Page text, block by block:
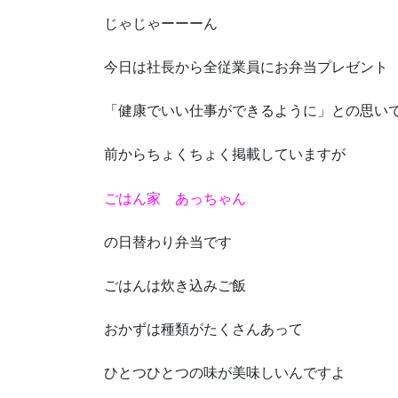
じゃじゃーーーん
今日は社長から全従業員にお弁当プレゼント
「健康でいい仕事ができるように」との思い
前からちょくちょく掲載していますが
ごはん家 あっちゃん
の日替わり弁当です
ごはんは炊き込みご飯
おかずは種類がたくさんあって
ひとつひとつの味が美味しいんですよ